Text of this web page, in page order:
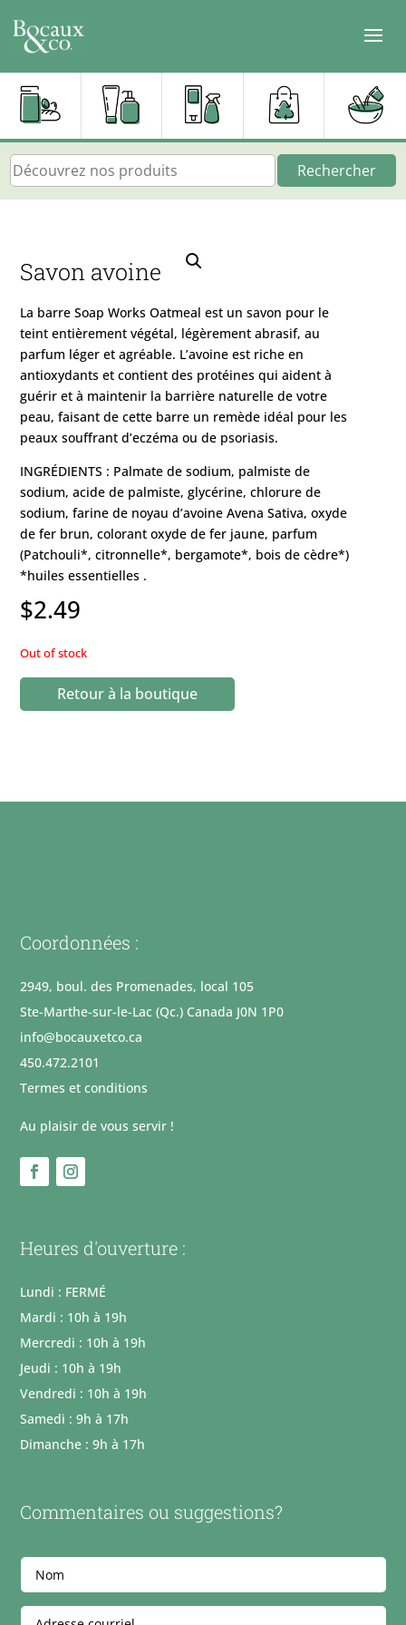
Rechercher
Savon avoine
La barre Soap Works Oatmeal est un savon pour le
teint entièrement végétal, légèrement abrasif, au
parfum léger et agréable. L’avoine est riche en
antioxydants et contient des protéines qui aident à
guérir et à maintenir la barrière naturelle de votre
peau, faisant de cette barre un remède idéal pour les
peaux souffrant d’eczéma ou de psoriasis.
INGRÉDIENTS : Palmate de sodium, palmiste de
sodium, acide de palmiste, glycérine, chlorure de
sodium, farine de noyau d’avoine Avena Sativa, oxyde
de fer brun, colorant oxyde de fer jaune, parfum
(Patchouli*, citronnelle*, bergamote*, bois de cèdre*)
*huiles essentielles .
$2.49
Out of stock
Retour à la boutique
Coordonnées :
2949, boul. des Promenades, local 105
Ste-Marthe-sur-le-Lac (Qc.) Canada J0N 1P0
info@bocauxetco.ca
450.472.2101
Termes et conditions
Au plaisir de vous servir !
Heures d'ouverture :
Lundi : FERMÉ
Mardi : 10h à 19h
Mercredi : 10h à 19h
Jeudi : 10h à 19h
Vendredi : 10h à 19h
Samedi : 9h à 17h
Dimanche : 9h à 17h
Commentaires ou suggestions?